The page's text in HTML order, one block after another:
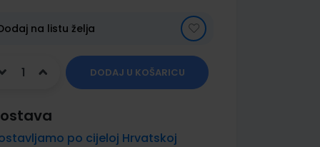
na listu želja
DODAJ U KOŠARICU
po cijeloj Hrvatskoj